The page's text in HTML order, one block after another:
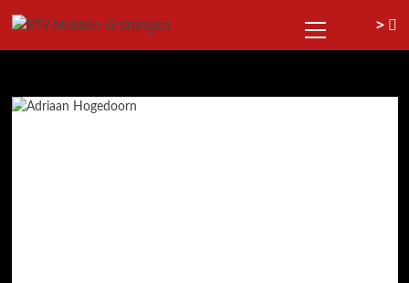
naar
de
menu
>